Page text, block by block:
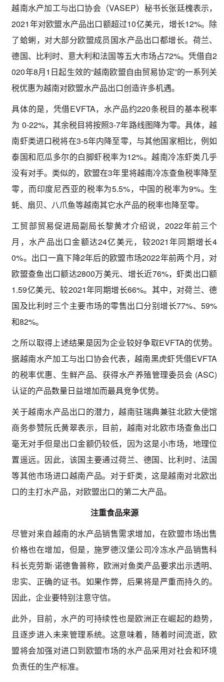
越南水产加工与出口协会（VASEP）秘书长张廷槐表示，
2021年对欧盟水产品出口额超过10亿美元，增长12%。除
了蛤蜊，对大部分欧盟成员国水产品出口都增长。荷兰、
德国、比利时、意大利和法国等五大市场占72%。凭借自2
020年8月1日起生效的“越南欧盟自由贸易协定”的一系列关
税优惠为越南对欧盟水产品出口创造许多机遇。
具体的是，凭借EVFTA，水产品约220条税目的基本税率
为 0-22%，其余税目将按照3-7年路线图降为零。具体，越
南虾类进口税将在3-5年内降至零，与其他国家相比，例如
泰国和厄瓜多尔的白脚虾税率为12%。越南冷冻虾类几乎
没有对手。类似的，欧盟在3年里将越南冷冻查鱼税率降至
零，而印度尼西亚的税率为5.5%，中国的税率为9%。生
蚝、扇贝、八爪鱼等越南其它水产品的税率也降至零。
工贸部贸易促进局副局长黎黄才介绍说，2022年前三个
月，水产品出口金额达24亿美元，较2021年同期增长4
0%。出口一直下降2年后的欧盟市场2022年前两个月，对
欧盟查鱼出口额达2800万美元、增长近76%，虾类出口额
1.59亿美元、较2021年同期增长66%。其中，对荷兰、德
国及比利时三个主要市场的零售出口分别增长77%、59%
和82%。
之所以取得上述结果是因为企业较好争取EVFTA的优势。
据越南水产加工与出口协会代表，越南黑虎虾凭借EVFTA
的税率优惠、生鲜产品、获得水产养殖管理委员会 (ASC)
认证的产品数量日益增加而最具竞争优势。
关于越南水产品出口的潜力，越南驻瑞典兼驻北欧大使馆
商务参赞阮氏黄翠表示，目前，越南对北欧市场查鱼出口
毫无对手但是出口金额仍较低，因为这是小市场，地理位
置遥远。因此，该国主要通过荷兰、德国、比利时、法国
等其他市场进口越南产品。对于虾类，这是越南对北欧出
口的主打水产品，对欧盟出口的第二大产品。
注重食品来源
尽管对来自越南的水产品销售需求增加，在欧盟市场出售
价格也在增加，但是，施罗德汉堡公司冷冻水产品销售科
科长克劳斯·诺德鲁普称，欧洲对鱼类产品要求出示透明、
忠实、正确的证书。如果作弊，后果将是严重而持久的。
因此，企业要特别注意守信。
此外，目前，水产的可持续性也是欧洲正在崛起的趋势，
且逐步进入未来管理系统。这意味着，随着时间流逝，欧
盟将会加强对进口到欧盟市场的水产品采用对社会和环境
负责任的生产标准。